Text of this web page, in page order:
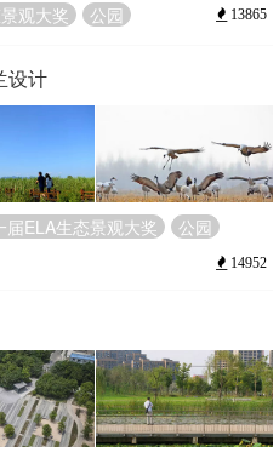
观大奖 公园 13865
设计
届ELA生态景观大奖 公园
14952